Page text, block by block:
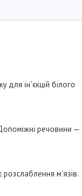
для ін'єкцій білого
речовини —
розслаблення м'язів.